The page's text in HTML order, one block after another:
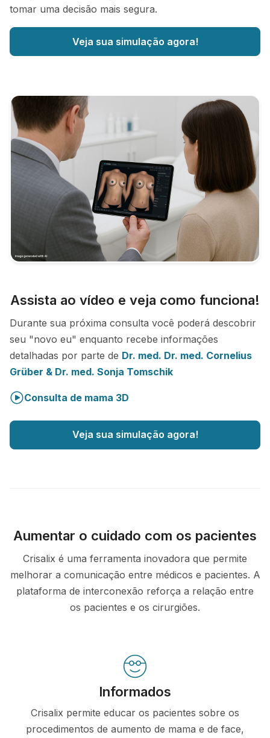
tomar uma decisão mais segura.
Veja sua simulação agora!
Assista ao vídeo e veja como funciona!
Durante sua próxima consulta você poderá descobrir
seu "novo eu" enquanto recebe informações
detalhadas por parte de Dr. med. Dr. med. Cornelius
Grüber & Dr. med. Sonja Tomschik
Consulta de mama 3D
Veja sua simulação agora!
Aumentar o cuidado com os pacientes
Crisalix é uma ferramenta inovadora que permite
melhorar a comunicação entre médicos e pacientes. A
plataforma de interconexão reforça a relação entre
os pacientes e os cirurgiões.
Informados
Crisalix permite educar os pacientes sobre os
procedimentos de aumento de mama e de face,